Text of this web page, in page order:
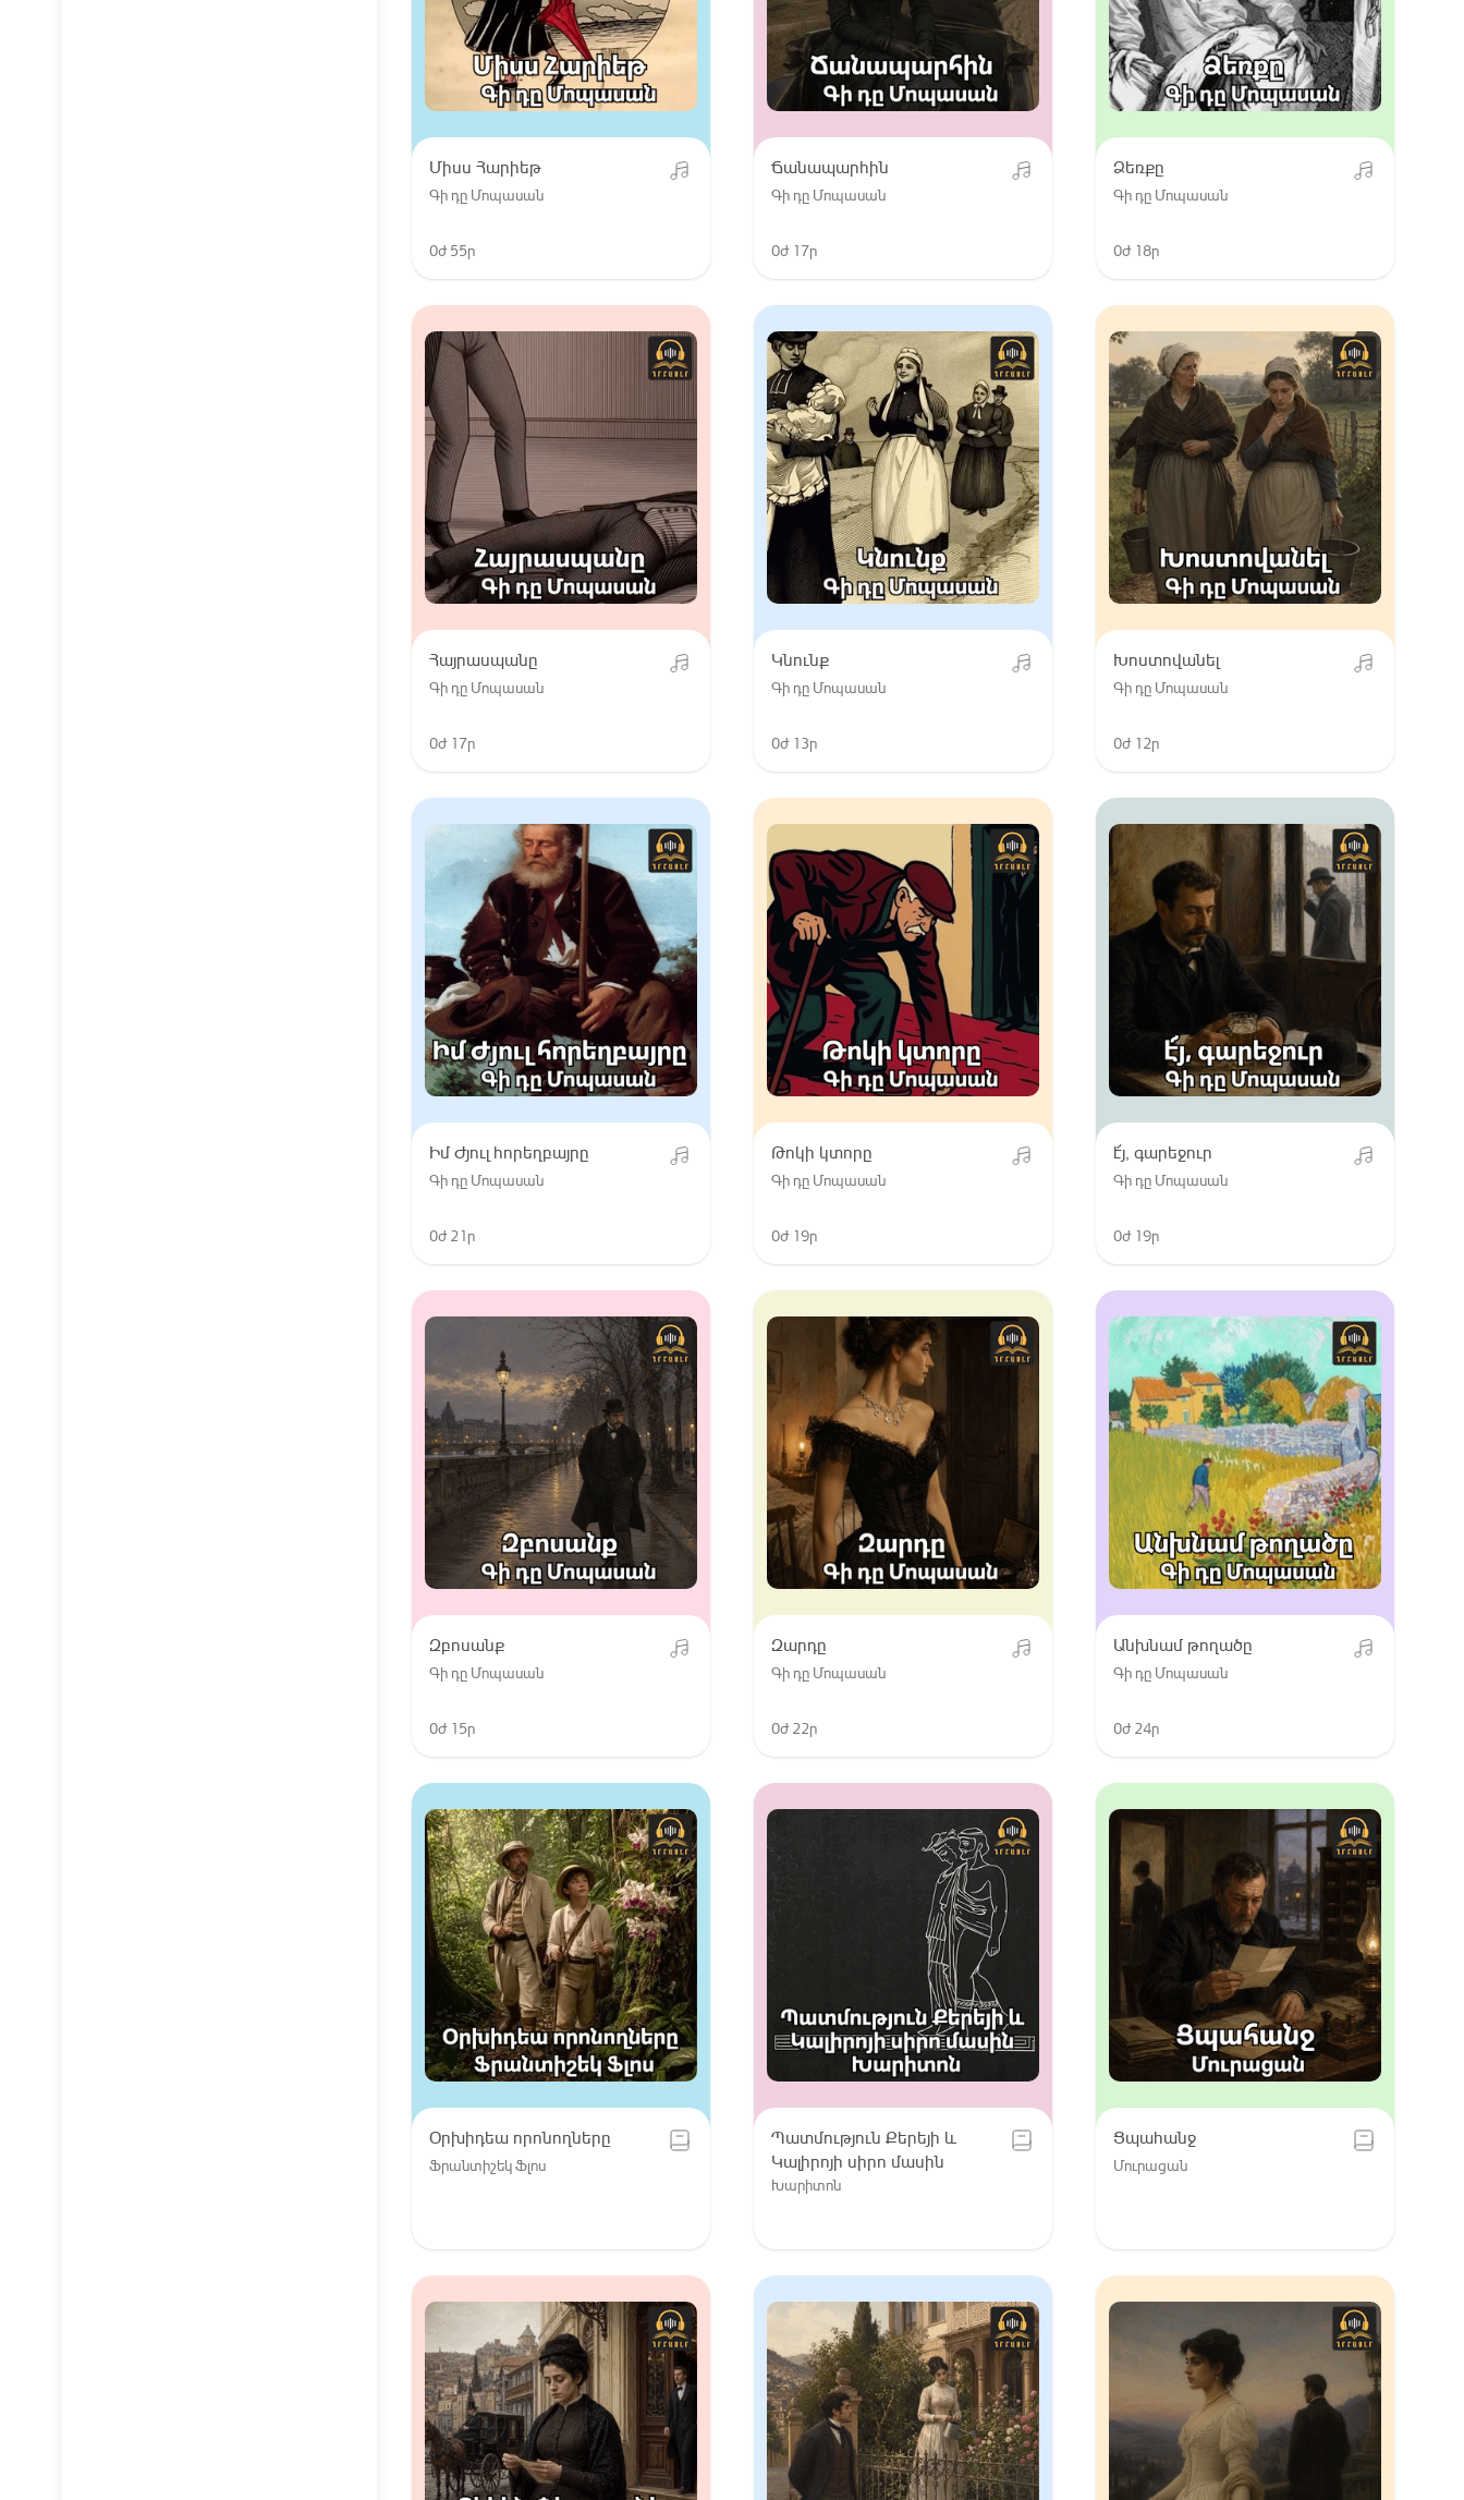
Միսս Հարիեթ
Գի դը Մոպասան
0ժ 55ր
Ճանապարհին
Գի դը Մոպասան
0ժ 17ր
Ձեռքը
Գի դը Մոպասան
0ժ 18ր
Հայրասպանը
Գի դը Մոպասան
0ժ 17ր
Կնունք
Գի դը Մոպասան
0ժ 13ր
Խոստովանել
Գի դը Մոպասան
0ժ 12ր
Իմ Ժյուլ հորեղբայրը
Գի դը Մոպասան
0ժ 21ր
Թոկի կտորը
Գի դը Մոպասան
0ժ 19ր
է՜յ, գարեջուր
Գի դը Մոպասան
0ժ 19ր
Զբոսանք
Գի դը Մոպասան
0ժ 15ր
Զարդը
Գի դը Մոպասան
0ժ 22ր
Անխնամ թողածը
Գի դը Մոպասան
0ժ 24ր
Օրխիդեա որոնողները
Ֆրանտիշեկ Ֆլոս
Պատմություն Քերեյի և
Կալիրոյի սիրո մասին
Խարիտոն
Ցպահանջ
Մուրացան